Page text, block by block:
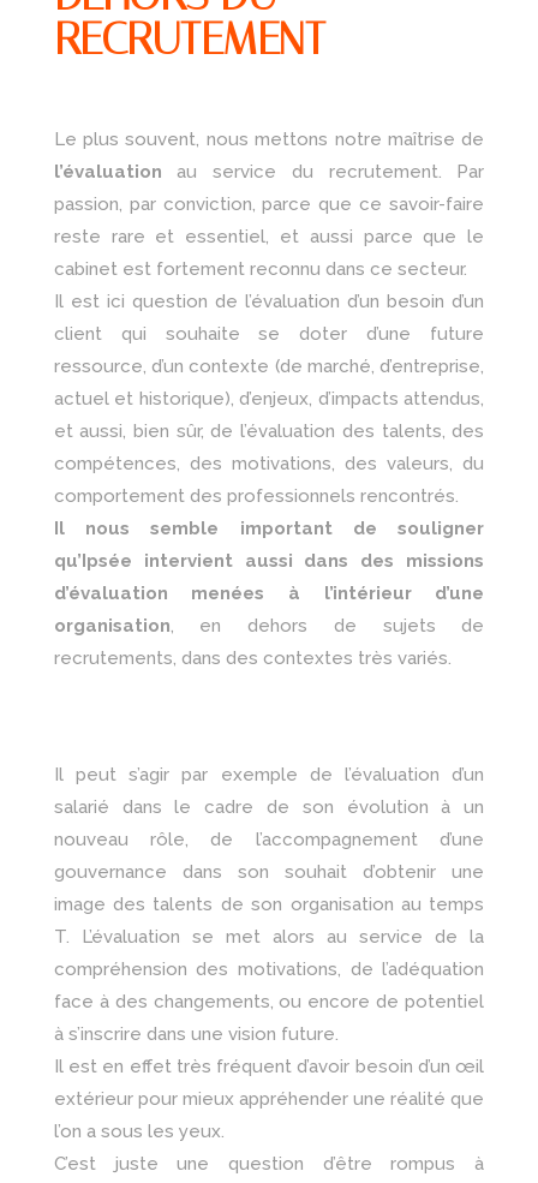
RECRUTEMENT
Le plus souvent, nous mettons notre maîtrise de
l’évaluation au service du recrutement. Par
passion, par conviction, parce que ce savoir-faire
reste rare et essentiel, et aussi parce que le
cabinet est fortement reconnu dans ce secteur.
Il est ici question de l’évaluation d’un besoin d’un
client qui souhaite se doter d’une future
ressource, d’un contexte (de marché, d’entreprise,
actuel et historique), d’enjeux, d’impacts attendus,
et aussi, bien sûr, de l’évaluation des talents, des
compétences, des motivations, des valeurs, du
comportement des professionnels rencontrés.
Il nous semble important de souligner
qu’Ipsée intervient aussi dans des missions
d’évaluation menées à l’intérieur d’une
organisation, en dehors de sujets de
recrutements, dans des contextes très variés.
Il peut s’agir par exemple de l’évaluation d’un
salarié dans le cadre de son évolution à un
nouveau rôle, de l’accompagnement d’une
gouvernance dans son souhait d’obtenir une
image des talents de son organisation au temps
T. L’évaluation se met alors au service de la
compréhension des motivations, de l’adéquation
face à des changements, ou encore de potentiel
à s’inscrire dans une vision future.
Il est en effet très fréquent d’avoir besoin d’un œil
extérieur pour mieux appréhender une réalité que
l’on a sous les yeux.
C’est juste une question d’être rompus à